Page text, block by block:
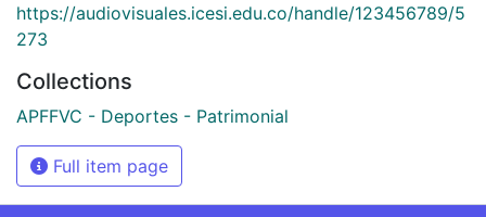
https://audiovisuales.icesi.edu.co/handle/123456789/5
273
Collections
APFFVC - Deportes - Patrimonial
Full item page